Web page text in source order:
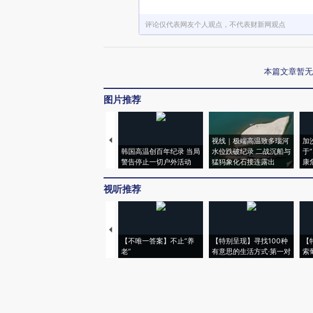
评论仅代表网友个人观点，不代表财新网观点
本篇文章暂
图片推荐
韩国高温创百年纪录 当局
警告停止一切户外活动
视线｜极端高温致多瑙河
水位跌破纪录 二战沉船与
猛犸象化石接连露出
加
于
康
视听推荐
【不唯一答案】不止“养
老”
【特别呈现】寻找100种
有意思的生活方式·第一对
索